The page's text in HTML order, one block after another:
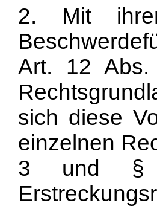
2. Mit ihrer
Art. 12
sich diese
einzelnen
3 und §